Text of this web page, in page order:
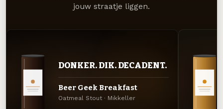
jouw straatje liggen.
DONKER. DIK. DECADENT.
Beer Geek Breakfast
Oatmeal Stout · Mikkeller